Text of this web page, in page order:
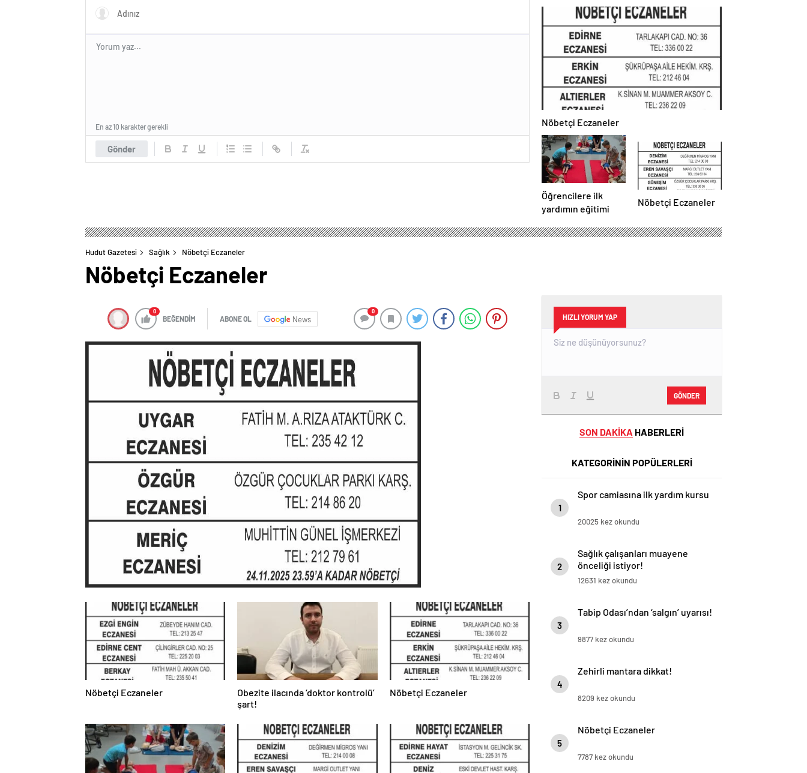
Gönder
En az 10 karakter gerekli
şart!
Nöbetçi Eczaneler
Öğrencilere ilk
yardımın eğitimi
Nöbetçi Eczaneler
Hudut Gazetesi Sağlık Nöbetçi Eczaneler
Nöbetçi Eczaneler
0
BEĞENDİM ABONE OL News
0
Nöbetçi Eczaneler
Obezite ilacında ‘doktor kontrolü’
şart!
Nöbetçi Eczaneler
HIZLI YORUM YAP
GÖNDER
SON DAKİKA HABERLERİ
KATEGORİNİN POPÜLERLERİ
1
Spor camiasına ilk yardım kursu
20025 kez okundu
2
Sağlık çalışanları muayene
önceliği istiyor!
12631 kez okundu
3
Tabip Odası’ndan ‘salgın’ uyarısı!
9877 kez okundu
4
Zehirli mantara dikkat!
8209 kez okundu
5
Nöbetçi Eczaneler
7787 kez okundu